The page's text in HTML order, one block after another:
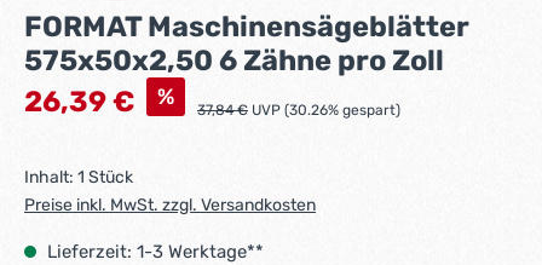
FORMAT Maschinensägeblätter
575x50x2,50 6 Zähne pro Zoll
Verkaufspreis:
26,39 € % Regulärer Preis:
37,84 € UVP (30.26% gespart)
Inhalt: 1 Stück
Preise inkl. MwSt. zzgl. Versandkosten
Lieferzeit: 1-3 Werktage**